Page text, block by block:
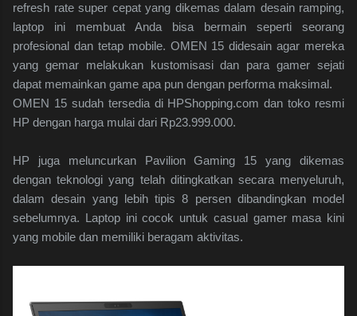
refresh rate super cepat yang dikemas dalam desain ramping,
laptop ini membuat Anda bisa bermain seperti seorang
profesional dan tetap mobile. OMEN 15 didesain agar mereka
yang gemar melakukan kustomisasi dan para gamer sejati
dapat memainkan game apa pun dengan performa maksimal.
OMEN 15 sudah tersedia di HPShopping.com dan toko resmi
HP dengan harga mulai dari Rp23.999.000.
HP juga meluncurkan Pavilion Gaming 15 yang dikemas
dengan teknologi yang telah ditingkatkan secara menyeluruh,
dalam desain yang lebih tipis 8 persen dibandingkan model
sebelumnya. Laptop ini cocok untuk casual gamer masa kini
yang mobile dan memiliki beragam aktivitas.